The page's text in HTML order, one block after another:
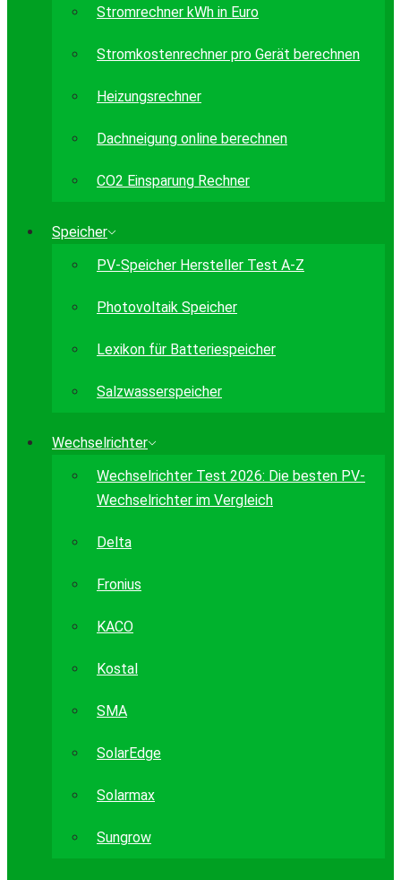
Stromrechner kWh in Euro
Stromkostenrechner pro Gerät berechnen
Heizungsrechner
Dachneigung online berechnen
CO2 Einsparung Rechner
Speicher
PV-Speicher Hersteller Test A-Z
Photovoltaik Speicher
Lexikon für Batteriespeicher
Salzwasserspeicher
Wechselrichter
Wechselrichter Test 2026: Die besten PV-
Wechselrichter im Vergleich
Delta
Fronius
KACO
Kostal
SMA
SolarEdge
Solarmax
Sungrow